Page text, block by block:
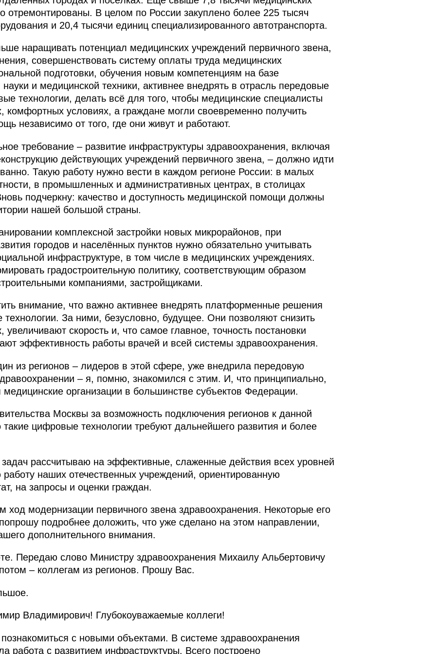
отремонтированы. В целом по России закуплено более 225 тысяч
и 20,4 тысячи единиц специализированного автотранспорта.
наращивать потенциал медицинских учреждений первичного звена,
совершенствовать систему оплаты труда медицинских
подготовки, обучения новым компетенциям на базе
и медицинской техники, активнее внедрять в отрасль передовые
технологии, делать всё для того, чтобы медицинские специалисты
комфортных условиях, а граждане могли своевременно получить
независимо от того, где они живут и работают.
требование – развитие инфраструктуры здравоохранения, включая
действующих учреждений первичного звена, – должно идти
Такую работу нужно вести в каждом регионе России: в малых
в промышленных и административных центрах, в столицах
подчеркну: качество и доступность медицинской помощи должны
нашей большой страны.
комплексной застройки новых микрорайонов, при
городов и населённых пунктов нужно обязательно учитывать
инфраструктуре, в том числе в медицинских учреждениях.
градостроительную политику, соответствующим образом
компаниями, застройщиками.
внимание, что важно активнее внедрять платформенные решения
За ними, безусловно, будущее. Они позволяют снизить
скорость и, что самое главное, точность постановки
эффективность работы врачей и всей системы здравоохранения.
из регионов – лидеров в этой сфере, уже внедрила передовую
– я, помню, знакомился с этим. И, что принципиально,
организации в большинстве субъектов Федерации.
Москвы за возможность подключения регионов к данной
цифровые технологии требуют дальнейшего развития и более
рассчитываю на эффективные, слаженные действия всех уровней
работу наших отечественных учреждений, ориентированную
на запросы и оценки граждан.
ход модернизации первичного звена здравоохранения. Некоторые его
подробнее доложить, что уже сделано на этом направлении,
дополнительного внимания.
Передаю слово Министру здравоохранения Михаилу Альбертовичу
– коллегам из регионов. Прошу Вас.
Владимирович! Глубокоуважаемые коллеги!
с новыми объектами. В системе здравоохранения
работа с развитием инфраструктуры. Всего построено